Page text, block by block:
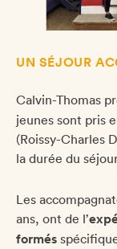
UN SÉJOUR
Calvin-Thomas
jeunes sont pris
(Roissy-Charles
la durée du
Les
ans, ont de l’
formés